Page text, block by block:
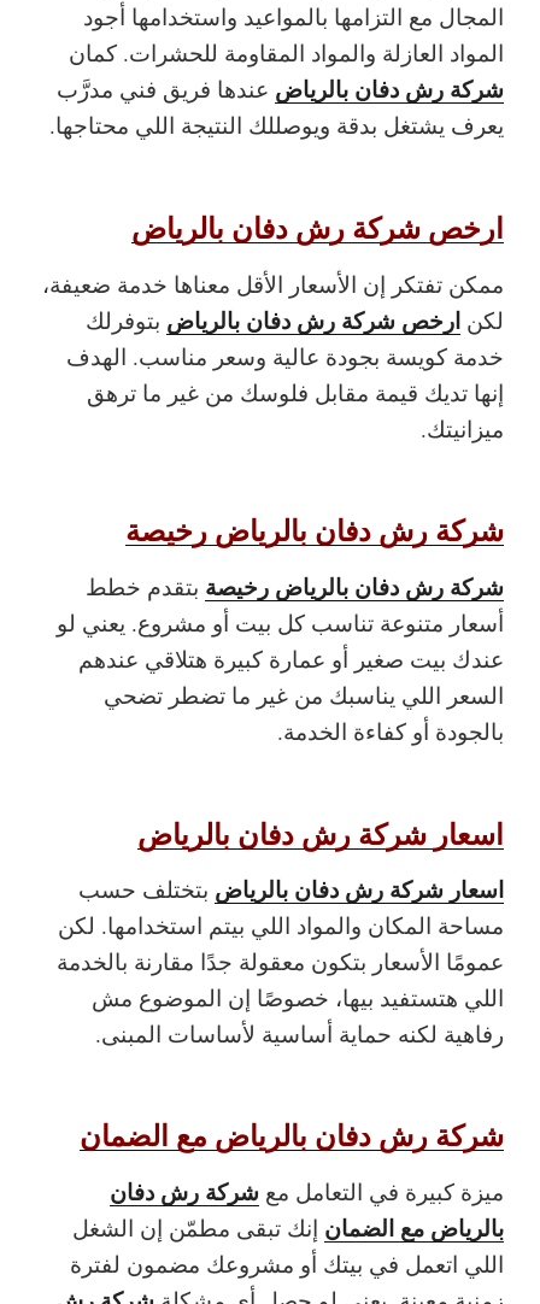
المجال مع التزامها بالمواعيد واستخدامها أجود
المواد العازلة والمواد المقاومة للحشرات. كمان
شركة رش دفان بالرياض عندها فريق فني مدرَّب
يعرف يشتغل بدقة ويوصللك النتيجة اللي محتاجها.
ارخص شركة رش دفان بالرياض
ممكن تفتكر إن الأسعار الأقل معناها خدمة ضعيفة،
لكن ارخص شركة رش دفان بالرياض بتوفرلك
خدمة كويسة بجودة عالية وسعر مناسب. الهدف
إنها تديك قيمة مقابل فلوسك من غير ما ترهق
ميزانيتك.
شركة رش دفان بالرياض رخيصة
شركة رش دفان بالرياض رخيصة بتقدم خطط
أسعار متنوعة تناسب كل بيت أو مشروع. يعني لو
عندك بيت صغير أو عمارة كبيرة هتلاقي عندهم
السعر اللي يناسبك من غير ما تضطر تضحي
بالجودة أو كفاءة الخدمة.
اسعار شركة رش دفان بالرياض
اسعار شركة رش دفان بالرياض بتختلف حسب
مساحة المكان والمواد اللي بيتم استخدامها. لكن
عمومًا الأسعار بتكون معقولة جدًا مقارنة بالخدمة
اللي هتستفيد بيها، خصوصًا إن الموضوع مش
رفاهية لكنه حماية أساسية لأساسات المبنى.
شركة رش دفان بالرياض مع الضمان
ميزة كبيرة في التعامل مع شركة رش دفان
بالرياض مع الضمان إنك تبقى مطمّن إن الشغل
اللي اتعمل في بيتك أو مشروعك مضمون لفترة